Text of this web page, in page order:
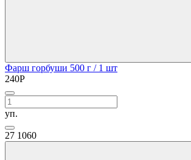
Фарш горбуши 500 г / 1 шт
240Р
уп.
27 1060